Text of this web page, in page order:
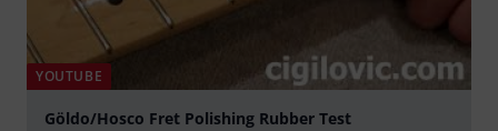
YOUTUBE
Göldo/Hosco Fret Polishing Rubber Test